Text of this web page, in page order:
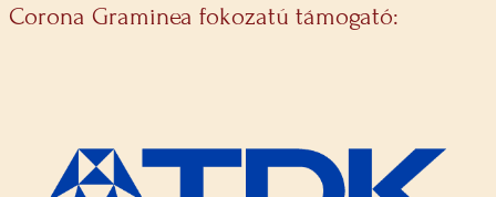
Corona Graminea fokozatú támogató: